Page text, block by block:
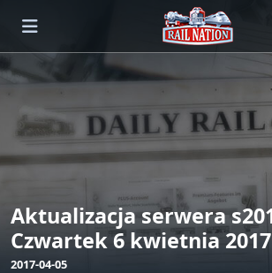
Aktualizacja serwera
Czwartek 6 kwietnia 2017
2017-04-05